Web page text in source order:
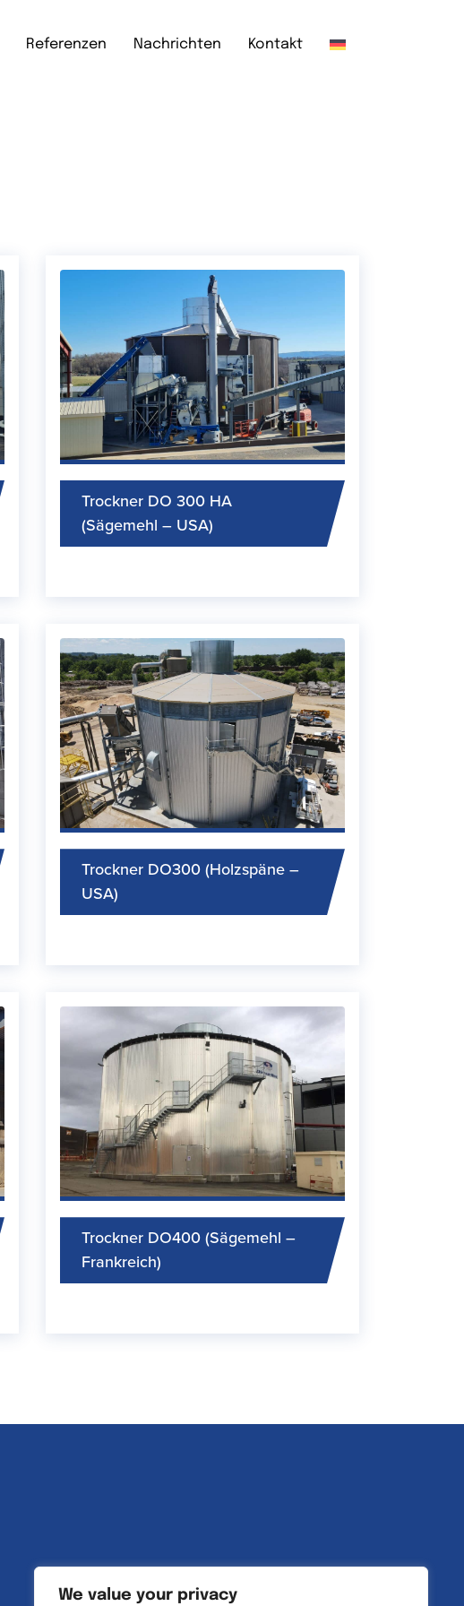
We value your privacy
Referenzen Nachrichten Kontakt
Trockner DO 300 HA
(Sägemehl – USA)
Trockner DO300 (Holzspäne –
USA)
Trockner DO400 (Sägemehl –
Frankreich)